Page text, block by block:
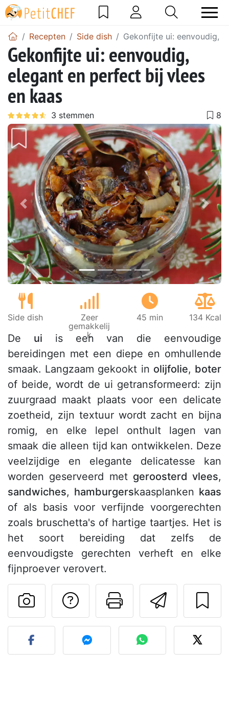
Recepten Side dish Gekonfijte ui: eenvoudig,
Gekonfijte ui: eenvoudig,
elegant en perfect bij vlees
en kaas
Vorig
Side dish
Zeer
gemakkelij
k
45 min 134 Kcal
De ui is een van die eenvoudige
bereidingen met een diepe en omhullende
smaak. Langzaam gekookt in olijfolie, boter
of beide, wordt de ui getransformeerd: zijn
zuurgraad maakt plaats voor een delicate
zoetheid, zijn textuur wordt zacht en bijna
romig, en elke lepel onthult lagen van
smaak die alleen tijd kan ontwikkelen. Deze
veelzijdige en elegante delicatesse kan
worden geserveerd met geroosterd vlees,
sandwiches, hamburgerskaasplanken kaas
of als basis voor verfijnde voorgerechten
zoals bruschetta's of hartige taartjes. Het is
het soort bereiding dat zelfs de
eenvoudigste gerechten verheft en elke
fijnproever verovert.
Stuur
Print deze
Stel een vraag
Plaats je foto van dit